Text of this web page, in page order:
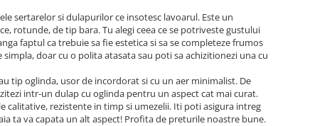
sertarelor si dulapurilor ce insotesc lavoarul. Este un
rotunde, de tip bara. Tu alegi ceea ce se potriveste gustului
faptul ca trebuie sa fie estetica si sa se completeze frumos
doar cu o polita atasata sau poti sa achizitionezi una cu
tip oglinda, usor de incordorat si cu un aer minimalist. De
intr-un dulap cu oglinda pentru un aspect cat mai curat.
calitative, rezistente in timp si umezelii. Iti poti asigura intreg
ta va capata un alt aspect! Profita de preturile noastre bune.